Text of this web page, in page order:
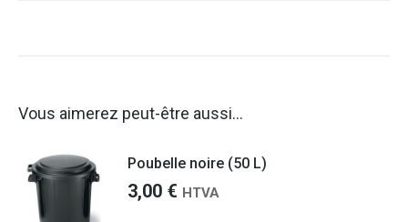
Vous aimerez peut-être aussi…
Poubelle noire (50 L)
3,00 € HTVA